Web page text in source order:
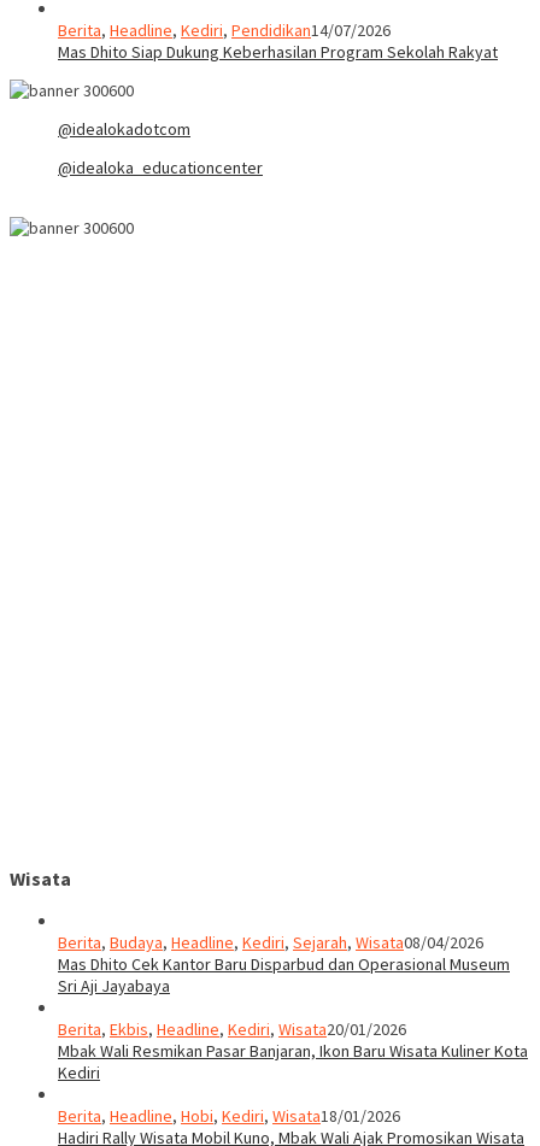
Berita, Headline, Kediri, Pendidikan14/07/2026
Mas Dhito Siap Dukung Keberhasilan Program Sekolah Rakyat
@idealokadotcom
@idealoka_educationcenter
Wisata
Berita, Budaya, Headline, Kediri, Sejarah, Wisata08/04/2026
Mas Dhito Cek Kantor Baru Disparbud dan Operasional Museum
Sri Aji Jayabaya
Berita, Ekbis, Headline, Kediri, Wisata20/01/2026
Mbak Wali Resmikan Pasar Banjaran, Ikon Baru Wisata Kuliner Kota
Kediri
Berita, Headline, Hobi, Kediri, Wisata18/01/2026
Hadiri Rally Wisata Mobil Kuno, Mbak Wali Ajak Promosikan Wisata